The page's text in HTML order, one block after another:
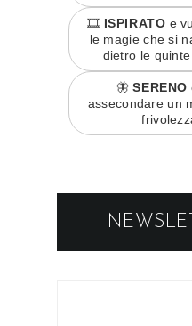
🎞️ ISPIRATO e
le magie che si
dietro le
🦋SERENO
assecondare un